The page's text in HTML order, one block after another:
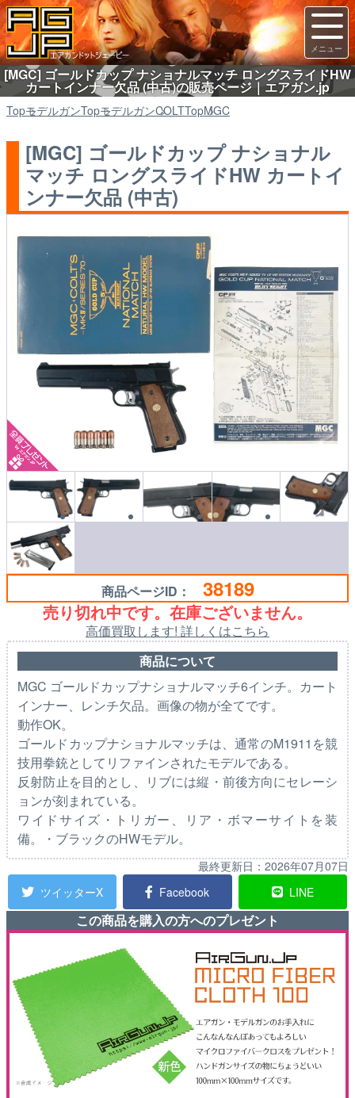
[MGC] ゴールドカップ ナショナルマッチ ロングスライドHW
カートインナー欠品 (中古)の販売ページ｜エアガン.jp
TopモデルガンTopモデルガンCOLTTopMGC
[MGC] ゴールドカップ ナショナル
マッチ ロングスライドHW カートイ
ンナー欠品 (中古)
商品ページID： 38189
売り切れ中です。在庫ございません。
高価買取します! 詳しくはこちら
商品について
MGC ゴールドカップナショナルマッチ6インチ。カート
インナー、レンチ欠品。画像の物が全てです。
動作OK。
ゴールドカップナショナルマッチは、通常のM1911を競
技用拳銃としてリファインされたモデルである。
反射防止を目的とし、リブには縦・前後方向にセレーシ
ョンが刻まれている。
ワイドサイズ・トリガー、リア・ボマーサイトを装
備。・ブラックのHWモデル。
最終更新日： 2026年07月07日
ツイッターX
Facebook LINE
この商品を購入の方へのプレゼント